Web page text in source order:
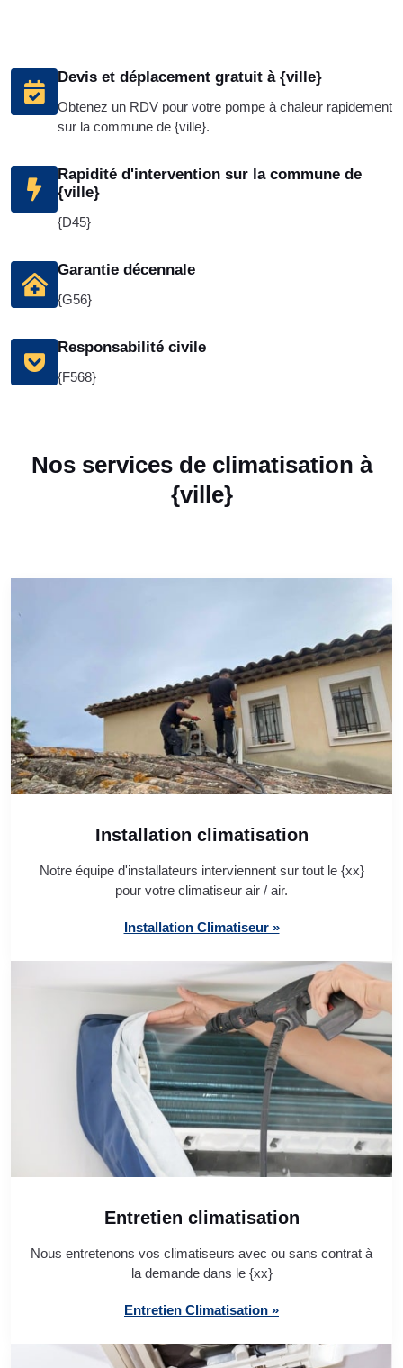
Devis et déplacement gratuit à {ville}
Obtenez un RDV pour votre pompe à chaleur rapidement
sur la commune de {ville}.
Rapidité d'intervention sur la commune de
{ville}
{D45}
Garantie décennale
{G56}
Responsabilité civile
{F568}
Nos services de climatisation à
{ville}
Installation climatisation
Notre équipe d'installateurs interviennent sur tout le {xx}
pour votre climatiseur air / air.
Installation Climatiseur »
Entretien climatisation
Nous entretenons vos climatiseurs avec ou sans contrat à
la demande dans le {xx}
Entretien Climatisation »